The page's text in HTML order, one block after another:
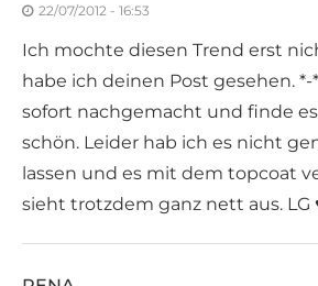
22/07/2012 - 16:53
Ich mochte diesen Trend erst
habe ich deinen Post gesehen. *-
sofort nachgemacht und finde
schön. Leider hab ich es nicht
lassen und es mit dem topcoat
sieht trotzdem ganz nett aus. LG